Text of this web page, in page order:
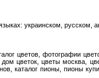
украинском, русском,
цветов, фотографии
цветок, цветы москва,
каталог пионы, пионы